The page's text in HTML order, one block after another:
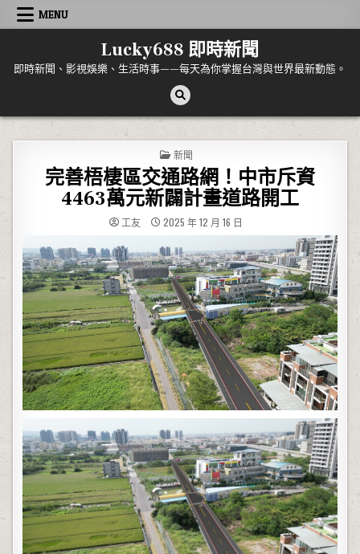
Skip to content
MENU
Lucky688 即時新聞
即時新聞、影視娛樂、生活時事——每天為你掌握台灣與世界最新動態。
POSTED IN
新聞
完善梧棲區交通路網！中市斥資
4463萬元新闢計畫道路開工
工友 2025 年 12 月 16 日